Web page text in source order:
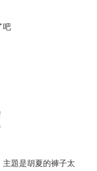
吧
題是胡夏的褲子太